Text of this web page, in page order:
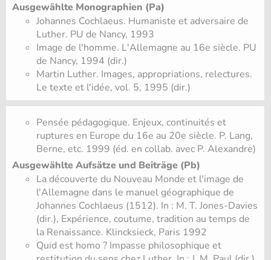
Ausgewählte Monographien (Pa)
Johannes Cochlaeus. Humaniste et adversaire de
Luther. PU de Nancy, 1993
Image de l'homme. L'Allemagne au 16e siècle. PU
de Nancy, 1994 (dir.)
Martin Luther. Images, appropriations, relectures.
Le texte et l'idée, vol. 5, 1995 (dir.)
Pensée pédagogique. Enjeux, continuités et
ruptures en Europe du 16e au 20e siècle. P. Lang,
Berne, etc. 1999 (éd. en collab. avec P. Alexandre)
Ausgewählte Aufsätze und Beiträge (Pb)
La découverte du Nouveau Monde et l'image de
l'Allemagne dans le manuel géographique de
Johannes Cochlaeus (1512). In : M. T. Jones-Davies
(dir.), Expérience, coutume, tradition au temps de
la Renaissance. Klincksieck, Paris 1992
Quid est homo ? Impasse philosophique et